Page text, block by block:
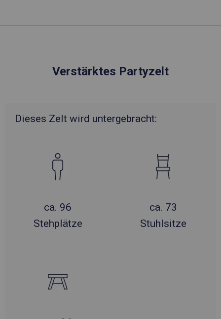
Verstärktes Partyzelt
Dieses Zelt wird untergebracht:
ca. 96
Stehplätze
ca. 73
Stuhlsitze